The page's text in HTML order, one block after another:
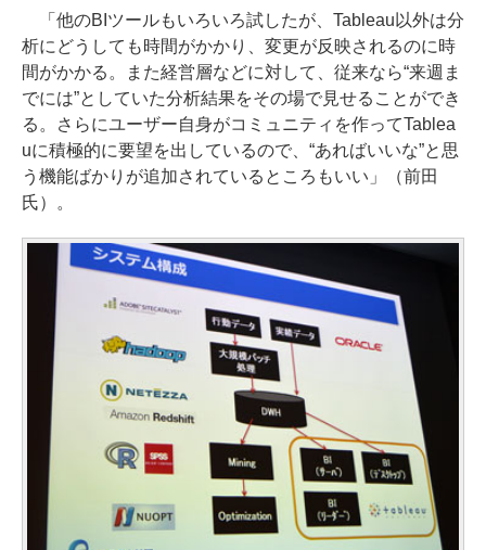
「他のBIツールもいろいろ試したが、Tableau以外は分
析にどうしても時間がかかり、変更が反映されるのに時
間がかかる。また経営層などに対して、従来なら“来週ま
でには”としていた分析結果をその場で見せることができ
る。さらにユーザー自身がコミュニティを作ってTablea
uに積極的に要望を出しているので、“あればいいな”と思
う機能ばかりが追加されているところもいい」（前田
氏）。